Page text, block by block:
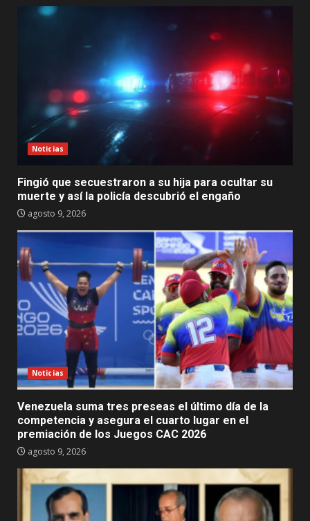
Noticias
Fingió que secuestraron a su hija para ocultar su
muerte y así la policía descubrió el engaño
agosto 9, 2026
Noticias
Venezuela suma tres preseas el último día de la
competencia y asegura el cuarto lugar en el
premiación de los Juegos CAC 2026
agosto 9, 2026